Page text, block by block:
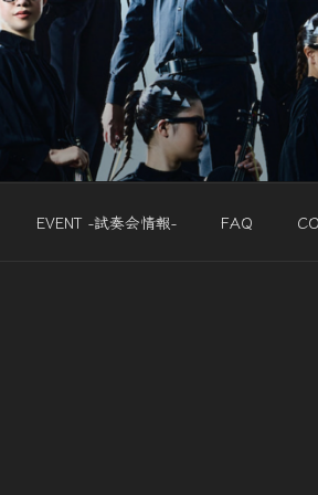
EVENT -試奏会情報- FAQ